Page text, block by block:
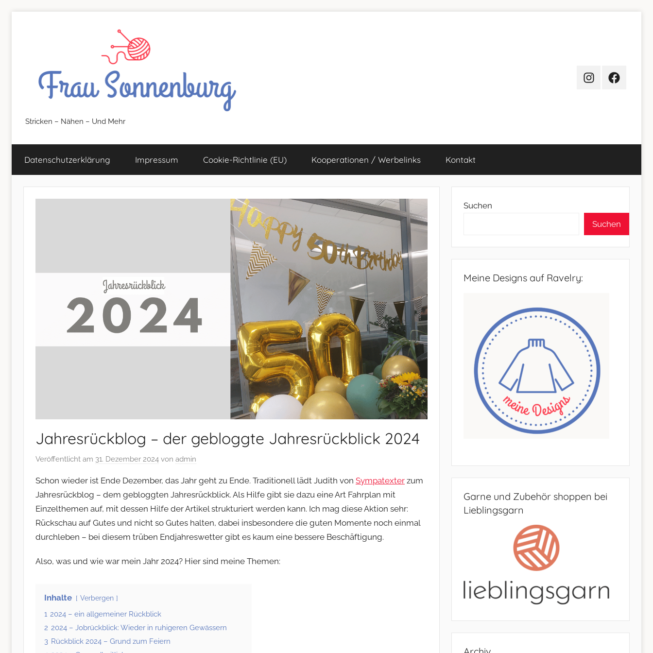
FrauSonnenburg
–
Stricken
mehr
Stricken – Nähen – Und Mehr
InstagramFacebook
Datenschutz­erklärung Impressum Cookie-Richtlinie (EU) Kooperationen / Werbelinks Kontakt
Jahresrückblog – der gebloggte Jahresrückblick 2024
Veröffentlicht am 31. Dezember 2024 von admin
Schon wieder ist Ende Dezember, das Jahr geht zu Ende. Traditionell lädt Judith von Sympatexter zum
Jahresrückblog – dem gebloggten Jahresrückblick. Als Hilfe gibt sie dazu eine Art Fahrplan mit
Einzelthemen auf, mit dessen Hilfe der Artikel strukturiert werden kann. Ich mag diese Aktion sehr:
Rückschau auf Gutes und nicht so Gutes halten, dabei insbesondere die guten Momente noch einmal
durchleben – bei diesem trüben Endjahreswetter gibt es kaum eine bessere Beschäftigung.
Also, was und wie war mein Jahr 2024? Hier sind meine Themen:
Inhalte Verbergen
1 2024 – ein allgemeiner Rückblick
2 2024 – Jobrückblick: Wieder in ruhigeren Gewässern
3 Rückblick 2024 – Grund zum Feiern
Suchen
Suchen
Meine Designs auf Ravelry:
Garne und Zubehör shoppen bei
Lieblingsgarn